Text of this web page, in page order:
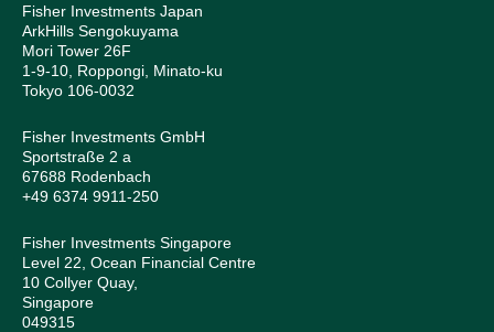
Fisher Investments Japan
ArkHills Sengokuyama
Mori Tower 26F
1-9-10, Roppongi, Minato-ku
Tokyo 106-0032
Fisher Investments GmbH
Sportstraße 2 a
67688 Rodenbach
+49 6374 9911-250
Fisher Investments Singapore
Level 22, Ocean Financial Centre
10 Collyer Quay,
Singapore
049315